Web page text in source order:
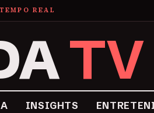
REAL
TV
INSIGHTS